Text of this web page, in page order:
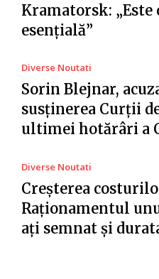
Kramatorsk: „Este
esențială”
Diverse Noutati
Sorin Blejnar,
susținerea Curții
ultimei hotărâri a
Diverse Noutati
Creșterea
Raționamentul
ați semnat și